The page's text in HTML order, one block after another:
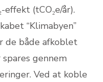
(tCO₂e/år).
“Klimabyen”
både afkoblet
spares gennem
Ved at koble